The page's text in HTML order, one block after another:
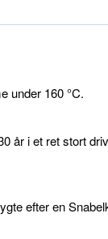
under 160 °C.
år i et ret stort
efter en